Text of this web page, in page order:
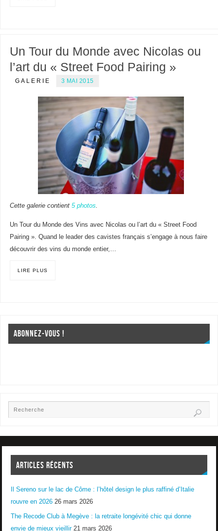
Un Tour du Monde avec Nicolas ou
l’art du « Street Food Pairing »
GALERIE 3 MAI 2015
Cette galerie contient 5 photos.
Un Tour du Monde des Vins avec Nicolas ou l’art du « Street Food
Pairing ». Quand le leader des cavistes français s’engage à nous faire
découvrir des vins du monde entier,…
LIRE PLUS
ABONNEZ-VOUS !
ARTICLES RÉCENTS
Il Sereno sur le lac de Côme : l’hôtel design le plus raffiné d’Italie
rouvre en 2026 26 mars 2026
The Recode Club à Megève : la retraite longévité chic qui donne
envie de mieux vieillir 21 mars 2026